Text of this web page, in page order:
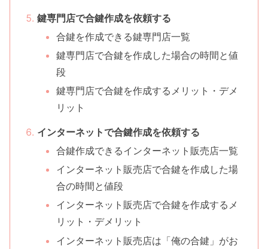
鍵専門店で合鍵作成を依頼する
合鍵を作成できる鍵専門店一覧
鍵専門店で合鍵を作成した場合の時間と値
段
鍵専門店で合鍵を作成するメリット・デメ
リット
インターネットで合鍵作成を依頼する
合鍵作成できるインターネット販売店一覧
インターネット販売店で合鍵を作成した場
合の時間と値段
インターネット販売店で合鍵を作成するメ
リット・デメリット
インターネット販売店は「俺の合鍵」がお